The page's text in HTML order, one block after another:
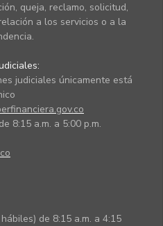
queja, reclamo, solicitud,
a los servicios o a la
judiciales únicamente está
8:15 a.m. a 5:00 p.m.
de 8:15 a.m. a 4:15